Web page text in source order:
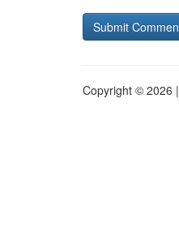
Copyright © 2026 |